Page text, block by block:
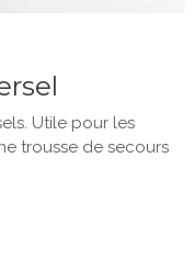
Utile pour les
trousse de secours